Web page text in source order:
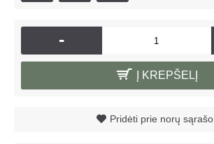
-
Į KREPŠELĮ
Pridėti prie norų sąrašo